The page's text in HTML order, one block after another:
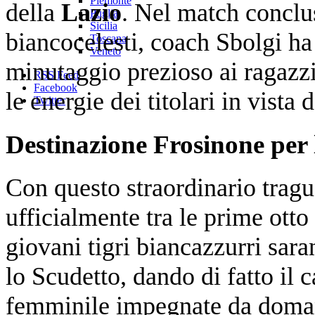
Puglia
Sicilia
Toscana
Veneto
RSS Feed
Facebook
Twitter
della Lazio. Nel match
biancocelesti, coach Sbolgi
minutaggio prezioso ai
le energie dei titolari in vista
Destinazione Frosinone
Con questo straordinario
ufficialmente tra le prime
giovani tigri biancazzurri
lo Scudetto, dando di fatto il
femminile impegnate da